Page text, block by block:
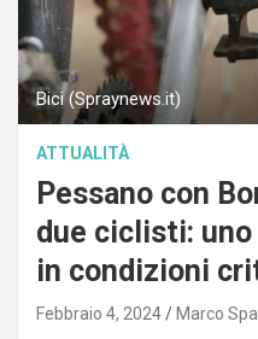
Bici (Spraynews.it)
ATTUALITÀ
Pessano con
due ciclisti: uno
in condizioni
Febbraio 4, 2024 Marco